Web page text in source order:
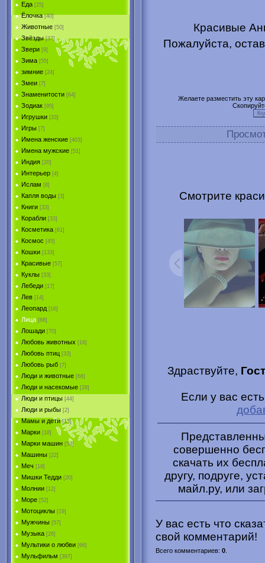
Еда [25]
Ёлочка [40]
Животные [50]
Звёзды [37]
Звери [9]
Зима [55]
зимние [24]
Змеи [7]
Знаменитости [64]
Зодиак [95]
Игрушки [33]
Игры [7]
Имена женские [403]
Имена мужские [51]
Индия [20]
Интерьер [4]
Ислам [8]
Капля воды [3]
Книги [33]
Корабли [33]
Косметика [61]
Космос [45]
Кошки [133]
Красивые [57]
Куклы [33]
Лебеди [17]
Лев [14]
Леопард [16]
Лица [68]
Лошади [70]
Любовь животных [16]
Любовь птиц [33]
Любовь рыб [7]
Люди и животные [66]
Люди и насекомые [28]
Люди и птицы [44]
Люди и рыбы [2]
Мамы и дети [15]
Марки [18]
Марки машин [53]
Машины [22]
Меч [19]
Мишки Тедди [20]
Молнии [12]
Море [52]
Мотоциклы [19]
Мужчины [57]
Музыка [26]
Мультики о любви [66]
Мульфильм [397]
Красивые
Пожалуйста,
Желаете разместить эту
Смотрите
Здраствуйте,
Если у вас
совершенно
скачать их
другу, подруге,
майл.ру, или
У вас есть что
свой комментарий!
Всего комментариев: 0